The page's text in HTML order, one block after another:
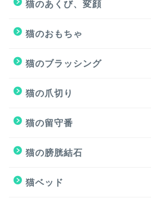
猫のあくび、変顔
猫のおもちゃ
猫のブラッシング
猫の爪切り
猫の留守番
猫の膀胱結石
猫ベッド